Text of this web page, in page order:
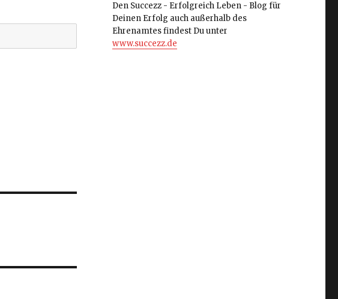
Den Succezz - Erfolgreich Leben - Blog für
Deinen Erfolg auch außerhalb des
Ehrenamtes findest Du unter
www.succezz.de